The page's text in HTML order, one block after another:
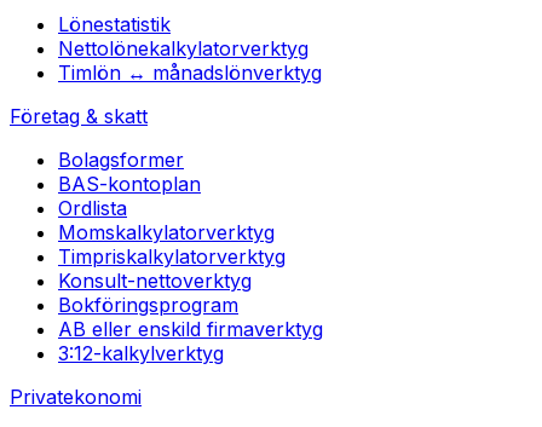
Lönestatistik
Nettolönekalkylatorverktyg
Timlön ↔ månadslönverktyg
Företag & skatt
Bolagsformer
BAS-kontoplan
Ordlista
Momskalkylatorverktyg
Timpriskalkylatorverktyg
Konsult-nettoverktyg
Bokföringsprogram
AB eller enskild firmaverktyg
3:12-kalkylverktyg
Privatekonomi